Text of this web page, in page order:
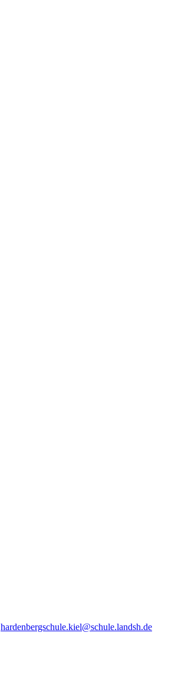
hardenbergschule.kiel@schule.landsh.de